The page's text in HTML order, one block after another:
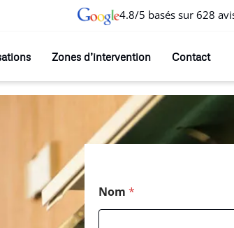
4.8/5 basés sur 628
Zones d’intervention Contact
Nom *